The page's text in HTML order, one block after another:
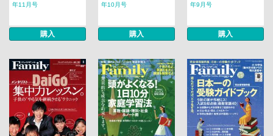
年11月号
購入
年10月号
購入
年9月号
購入